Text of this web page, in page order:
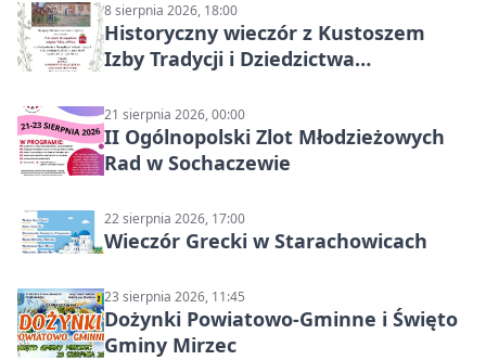
8 sierpnia 2026, 18:00
Historyczny wieczór z Kustoszem
Izby Tradycji i Dziedzictwa
Gęburą
21 sierpnia 2026, 00:00
II Ogólnopolski Zlot Młodzieżowych
Rad w Sochaczewie
22 sierpnia 2026, 17:00
Wieczór Grecki w Starachowicach
23 sierpnia 2026, 11:45
Dożynki Powiatowo-Gminne i Święto
Gminy Mirzec